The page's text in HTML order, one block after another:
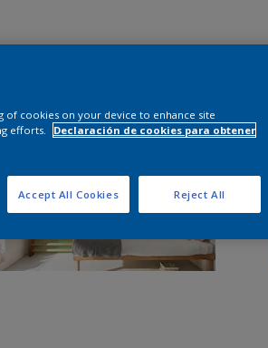
of cookies on your device to enhance site
efforts.
Declaración de cookies para obtener
Reject All
Accept All Cookies